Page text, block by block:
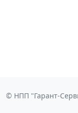
© НПП "Гарант-